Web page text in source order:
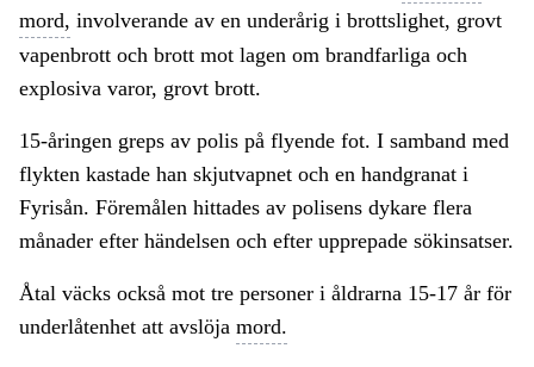
mord, involverande av en underårig i brottslighet, grovt
vapenbrott och brott mot lagen om brandfarliga och
explosiva varor, grovt brott.
15-åringen greps av polis på flyende fot. I samband med
flykten kastade han skjutvapnet och en handgranat i
Fyrisån. Föremålen hittades av polisens dykare flera
månader efter händelsen och efter upprepade sökinsatser.
Åtal väcks också mot tre personer i åldrarna 15-17 år för
underlåtenhet att avslöja mord.